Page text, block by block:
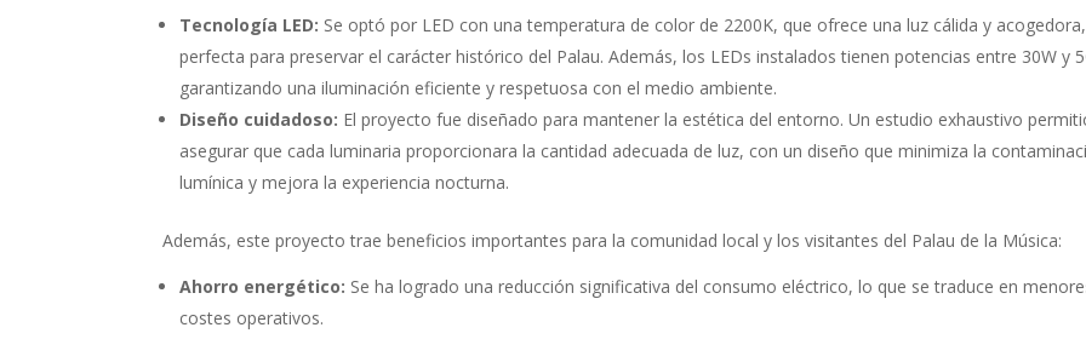
Tecnología LED: Se optó por LED con una temperatura de color de 2200K, que ofrece una luz cálida y acogedora,
perfecta para preservar el carácter histórico del Palau. Además, los LEDs instalados tienen potencias entre 30W y
garantizando una iluminación eficiente y respetuosa con el medio ambiente.
Diseño cuidadoso: El proyecto fue diseñado para mantener la estética del entorno. Un estudio exhaustivo
asegurar que cada luminaria proporcionara la cantidad adecuada de luz, con un diseño que minimiza la
lumínica y mejora la experiencia nocturna.
Además, este proyecto trae beneficios importantes para la comunidad local y los visitantes del Palau de la Música:
Ahorro energético: Se ha logrado una reducción significativa del consumo eléctrico, lo que se traduce en
costes operativos.